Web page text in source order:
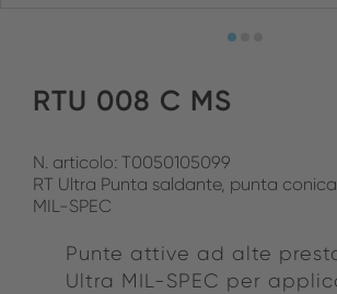
RTU 008 C MS
N. articolo: T0050105099
RT Ultra Punta saldante, punta
MIL-SPEC
Punte attive ad alte
Ultra MIL-SPEC per